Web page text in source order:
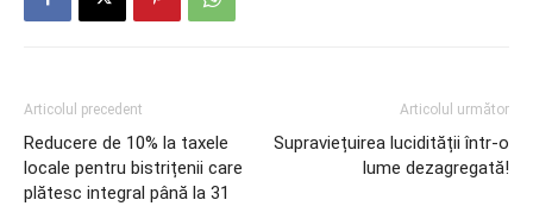
Articolul precedent
Reducere de 10% la taxele
locale pentru bistrițenii care
plătesc integral până la 31
Articolul următor
Supraviețuirea lucidității într-o
lume dezagregată!